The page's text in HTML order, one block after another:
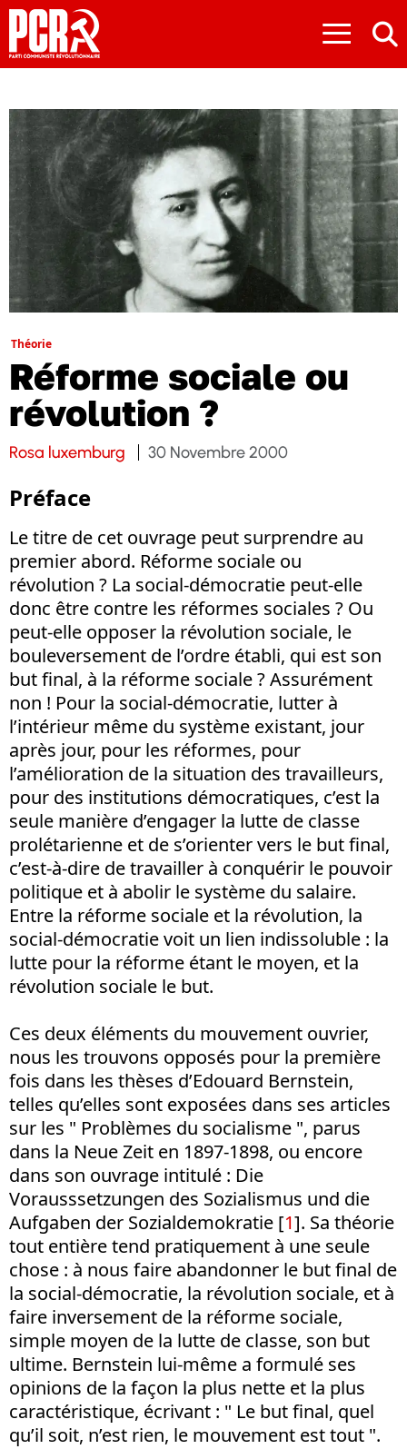
≡
Théorie
Réforme sociale ou
révolution ?
Rosa luxemburg 30 Novembre 2000
Préface
Le titre de cet ouvrage peut surprendre au
premier abord. Réforme sociale ou
révolution ? La social-démocratie peut-elle
donc être contre les réformes sociales ? Ou
peut-elle opposer la révolution sociale, le
bouleversement de l’ordre établi, qui est son
but final, à la réforme sociale ? Assurément
non ! Pour la social-démocratie, lutter à
l’intérieur même du système existant, jour
après jour, pour les réformes, pour
l’amélioration de la situation des travailleurs,
pour des institutions démocratiques, c’est la
seule manière d’engager la lutte de classe
prolétarienne et de s’orienter vers le but final,
c’est-à-dire de travailler à conquérir le pouvoir
politique et à abolir le système du salaire.
Entre la réforme sociale et la révolution, la
social-démocratie voit un lien indissoluble : la
lutte pour la réforme étant le moyen, et la
révolution sociale le but.
Ces deux éléments du mouvement ouvrier,
nous les trouvons opposés pour la première
fois dans les thèses d’Edouard Bernstein,
telles qu’elles sont exposées dans ses articles
sur les " Problèmes du socialisme ", parus
dans la Neue Zeit en 1897-1898, ou encore
dans son ouvrage intitulé : Die
Vorausssetzungen des Sozialismus und die
Aufgaben der Sozialdemokratie [1]. Sa théorie
tout entière tend pratiquement à une seule
chose : à nous faire abandonner le but final de
la social-démocratie, la révolution sociale, et à
faire inversement de la réforme sociale,
simple moyen de la lutte de classe, son but
ultime. Bernstein lui-même a formulé ses
opinions de la façon la plus nette et la plus
caractéristique, écrivant : " Le but final, quel
qu’il soit, n’est rien, le mouvement est tout ".